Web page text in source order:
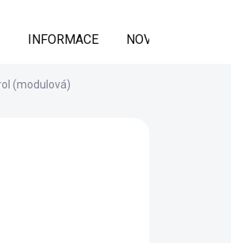
INFORMACE NOVINKY
(modulová)